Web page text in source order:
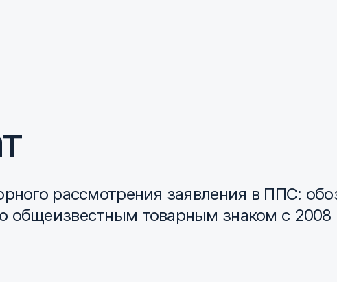
рассмотрения заявления в ППС:
общеизвестным товарным знаком с 2008